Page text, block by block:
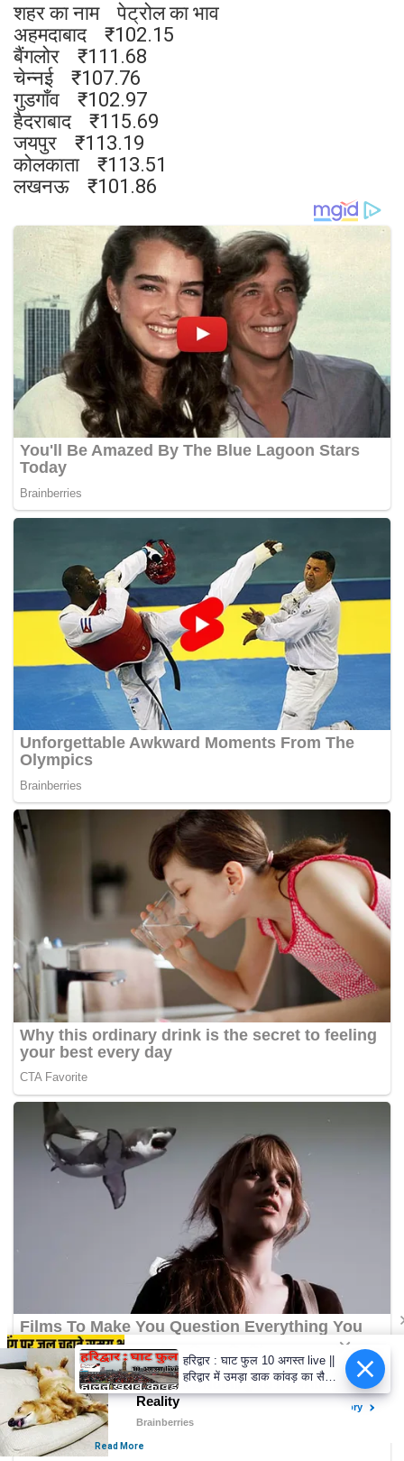
शहर का नाम पेट्रोल का भाव
अहमदाबाद ₹102.15
बैंगलोर ₹111.68
चेन्नई ₹107.76
गुडगाँव ₹102.97
हैदराबाद ₹115.69
जयपुर ₹113.19
कोलकाता ₹113.51
लखनऊ ₹101.86
हरिद्वार : घाट फुल 10 अगस्त live ||
हरिद्वार में उमड़ा डाक कांवड़ का सैलाब
|| Haridwar latest video || har